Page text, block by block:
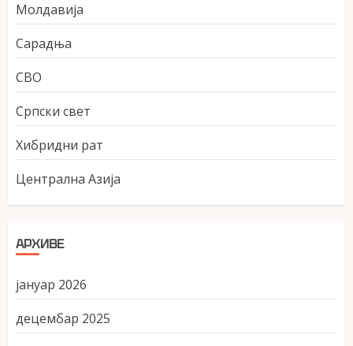
Молдавија
Сарадња
СВО
Српски свет
Хибридни рат
Централна Азија
АРХИВЕ
јануар 2026
децембар 2025